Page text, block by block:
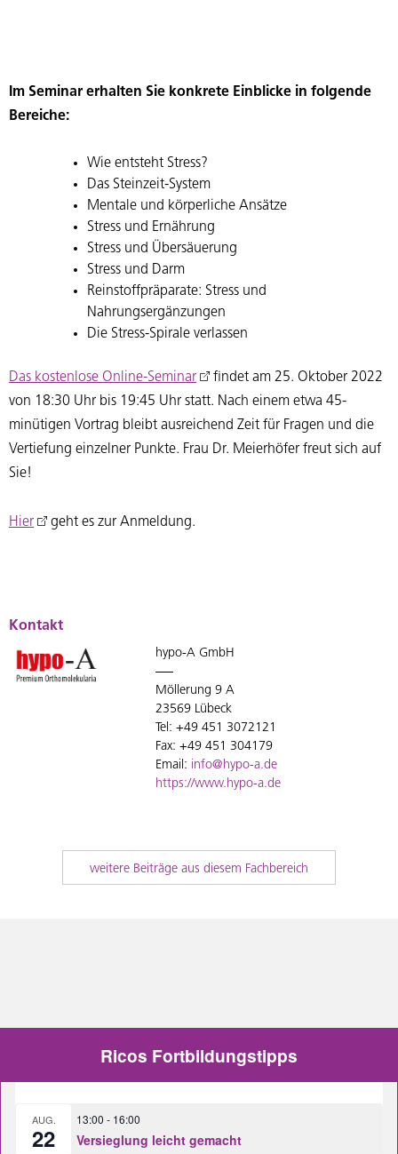
Im Seminar erhalten Sie konkrete Einblicke in folgende
Bereiche:
Wie entsteht Stress?
Das Steinzeit-System
Mentale und körperliche Ansätze
Stress und Ernährung
Stress und Übersäuerung
Stress und Darm
Reinstoffpräparate: Stress und
Nahrungsergänzungen
Die Stress-Spirale verlassen
Das kostenlose Online-Seminar
findet am 25. Oktober 2022
von 18:30 Uhr bis 19:45 Uhr statt. Nach einem etwa 45-
minütigen Vortrag bleibt ausreichend Zeit für Fragen und die
Vertiefung einzelner Punkte. Frau Dr. Meierhöfer freut sich auf
Sie!
Hier geht es zur Anmeldung.
Kontakt
hypo-A GmbH
Möllerung 9 A
23569 Lübeck
Tel: +49 451 3072121
Fax: +49 451 304179
Email: info@hypo-a.de
https://www.hypo-a.de
weitere Beiträge aus diesem Fachbereich
Ricos Fortbildungstipps
AUG.
22
13:00 - 16:00
Versieglung leicht gemacht